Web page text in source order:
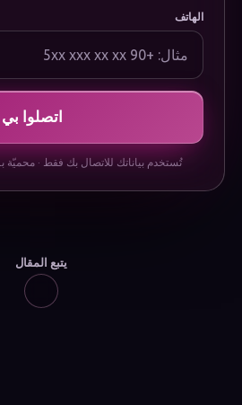
الهاتف
اتصلوا بي
تُستخدم بياناتك للاتصال بك فقط · محميّة بـ Honeypot + Turnstile.
يتبع المقال